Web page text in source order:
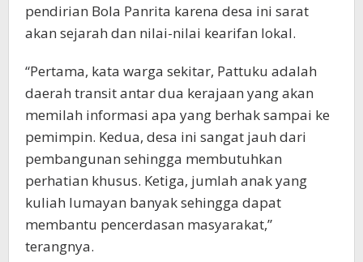
pendirian Bola Panrita karena desa ini sarat
akan sejarah dan nilai-nilai kearifan lokal.
“Pertama, kata warga sekitar, Pattuku adalah
daerah transit antar dua kerajaan yang akan
memilah informasi apa yang berhak sampai ke
pemimpin. Kedua, desa ini sangat jauh dari
pembangunan sehingga membutuhkan
perhatian khusus. Ketiga, jumlah anak yang
kuliah lumayan banyak sehingga dapat
membantu pencerdasan masyarakat,”
terangnya.